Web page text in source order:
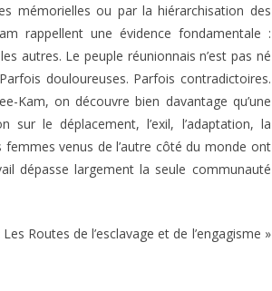
mémorielles ou par la hiérarchisation des
rappellent une évidence fondamentale :
autres. Le peuple réunionnais n’est pas né
douloureuses. Parfois contradictoires.
Kam, on découvre bien davantage qu’une
sur le déplacement, l’exil, l’adaptation, la
venus de l’autre côté du monde ont
dépasse largement la seule communauté
Routes de l’esclavage et de l’engagisme »